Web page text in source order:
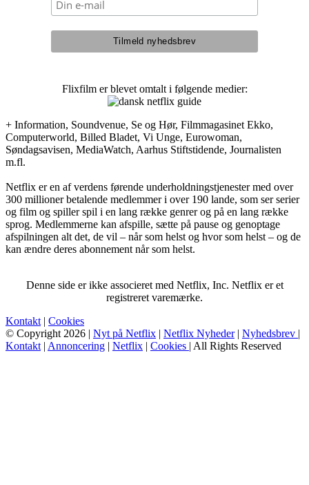
Flixfilm er blevet omtalt i følgende medier:
+ Information, Soundvenue, Se og Hør, Filmmagasinet Ekko,
Computerworld, Billed Bladet, Vi Unge, Eurowoman,
Søndagsavisen, MediaWatch, Aarhus Stiftstidende, Journalisten
m.fl.
Netflix er en af verdens førende underholdningstjenester med over
300 millioner betalende medlemmer i over 190 lande, som ser serier
og film og spiller spil i en lang række genrer og på en lang række
sprog. Medlemmerne kan afspille, sætte på pause og genoptage
afspilningen alt det, de vil – når som helst og hvor som helst – og de
kan ændre deres abonnement når som helst.
Denne side er ikke associeret med Netflix, Inc. Netflix er et
registreret varemærke.
Kontakt | Cookies
© Copyright 2026 | Nyt på Netflix | Netflix Nyheder| Nyhedsbrev |
Kontakt | Annoncering | Netflix | Cookies | All Rights Reserved